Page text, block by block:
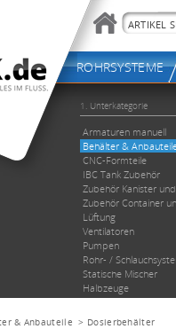
& Anbauteile > Dosierbehälter